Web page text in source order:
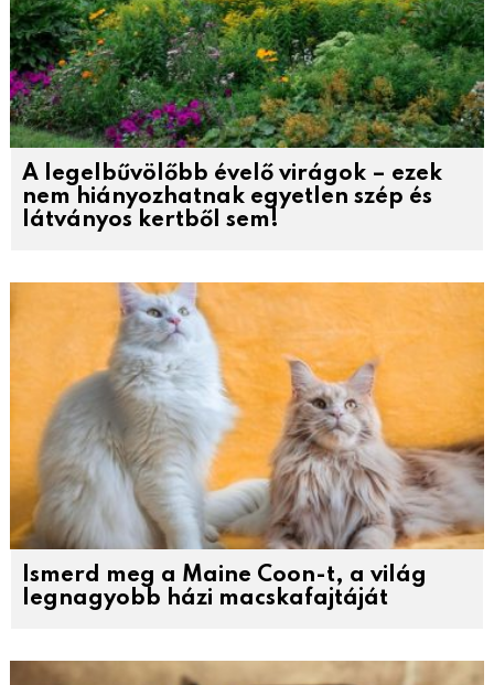
A legelbűvölőbb évelő virágok – ezek
nem hiányozhatnak egyetlen szép és
látványos kertből sem!
Ismerd meg a Maine Coon-t, a világ
legnagyobb házi macskafajtáját